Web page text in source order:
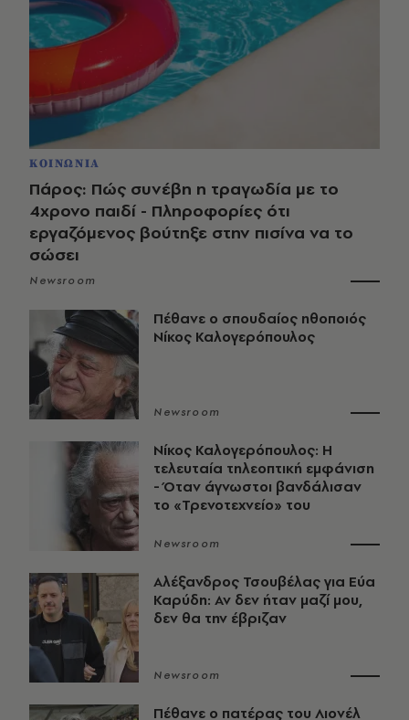
ΚΟΙΝΩΝΙΑ
Πάρος: Πώς συνέβη η τραγωδία με το
4χρονο παιδί - Πληροφορίες ότι
εργαζόμενος βούτηξε στην πισίνα να το
σώσει
Newsroom
Πέθανε ο σπουδαίος ηθοποιός
Νίκος Καλογερόπουλος
Newsroom
Νίκος Καλογερόπουλος: Η
τελευταία τηλεοπτική εμφάνιση
- Όταν άγνωστοι βανδάλισαν
το «Τρενοτεχνείο» του
Newsroom
Αλέξανδρος Τσουβέλας για Εύα
Καρύδη: Αν δεν ήταν μαζί μου,
δεν θα την έβριζαν
Newsroom
Πέθανε ο πατέρας του Λιονέλ